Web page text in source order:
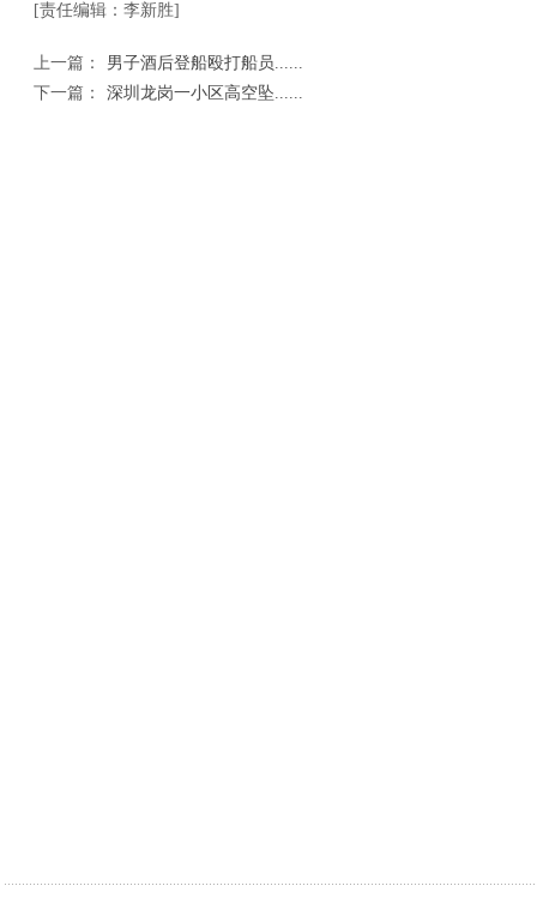
[责任编辑：李新胜]
上一篇：
男子酒后登船殴打船员......
下一篇：
深圳龙岗一小区高空坠......